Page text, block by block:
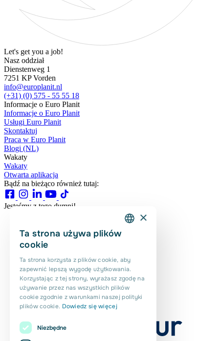
Let's get you a job!
Nasz oddział
Dienstenweg 1
7251 KP Vorden
info@europlanit.nl
(+31) (0) 575 - 55 55 18
Informacje o Euro Planit
Informacje o Euro Planit
Usługi Euro Planit
Skontaktuj
Praca w Euro Planit
Blogi (NL)
Wakaty
Wakaty
Otwarta aplikacja
Bądź na bieżąco również tutaj:
Jesteśmy z tego dumni!
DUTCH
PORTUGUESE
POLISH
ROMANIAN
×
Ta strona używa plików
cookie
Ta strona korzysta z plików cookie, aby
zapewnić lepszą wygodę użytkowania.
Korzystając z tej strony, wyrażasz zgodę na
używanie przez nas wszystkich plików
cookie zgodnie z warunkami naszej polityki
plików cookie. Dowiedz się więcej
Niezbędne